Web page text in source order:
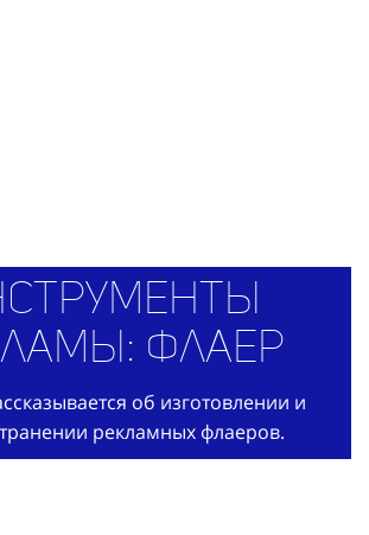
флаер
об изготовлении и
рекламных флаеров.